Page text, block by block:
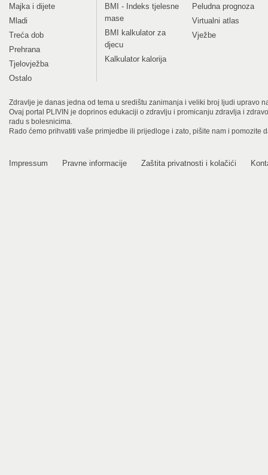
Majka i dijete
Mladi
Treća dob
Prehrana
Tjelovježba
Ostalo
BMI - Indeks tjelesne
mase
BMI kalkulator za
djecu
Kalkulator kalorija
Peludna prognoza
Virtualni atlas
Vježbe
Zdravlje je danas jedna od tema u središtu zanimanja i veliki broj ljudi upravo
Ovaj portal PLIVIN je doprinos edukaciji o zdravlju i promicanju zdravlja i
radu s bolesnicima.
Rado ćemo prihvatiti vaše primjedbe ili prijedloge i zato, pišite nam i pomozite
Impressum Pravne informacije Zaštita privatnosti i kolačići